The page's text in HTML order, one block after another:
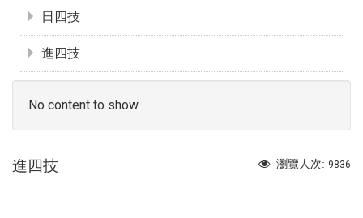
日四技
進四技
No content to show.
瀏覽人次: 9836
進四技